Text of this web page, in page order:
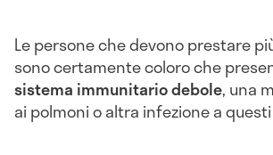
Le persone che devono prestare
sono certamente coloro che
sistema immunitario debole, una
ai polmoni o altra infezione a